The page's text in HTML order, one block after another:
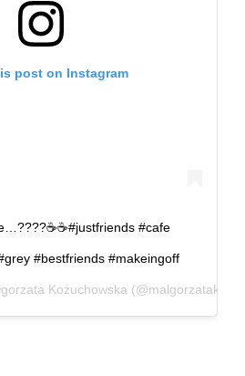
post on Instagram
#cafe
#bestfriends #makeingoff
Kożuchowska